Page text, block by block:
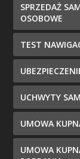
SPRZEDAŻ
OSOBOWE
TEST
UCHWYTY
UMOWA
UMOWA